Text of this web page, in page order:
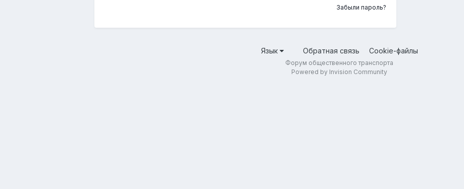
Забыли пароль?
Язык Обратная связь Cookie-файлы
Форум общественного транспорта
Powered by Invision Community